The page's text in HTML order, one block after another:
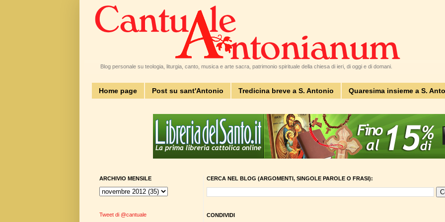
Blog personale su teologia, liturgia, canto, musica e arte sacra, patrimonio spirituale della chiesa di ieri, di oggi e di domani.
Home page Post su sant'Antonio Tredicina breve a S. Antonio Quaresima insieme a S.
CERCA NEL BLOG (ARGOMENTI, SINGOLE PAROLE O FRASI):
CONDIVIDI
ARCHIVIO MENSILE
Tweet di @cantuale